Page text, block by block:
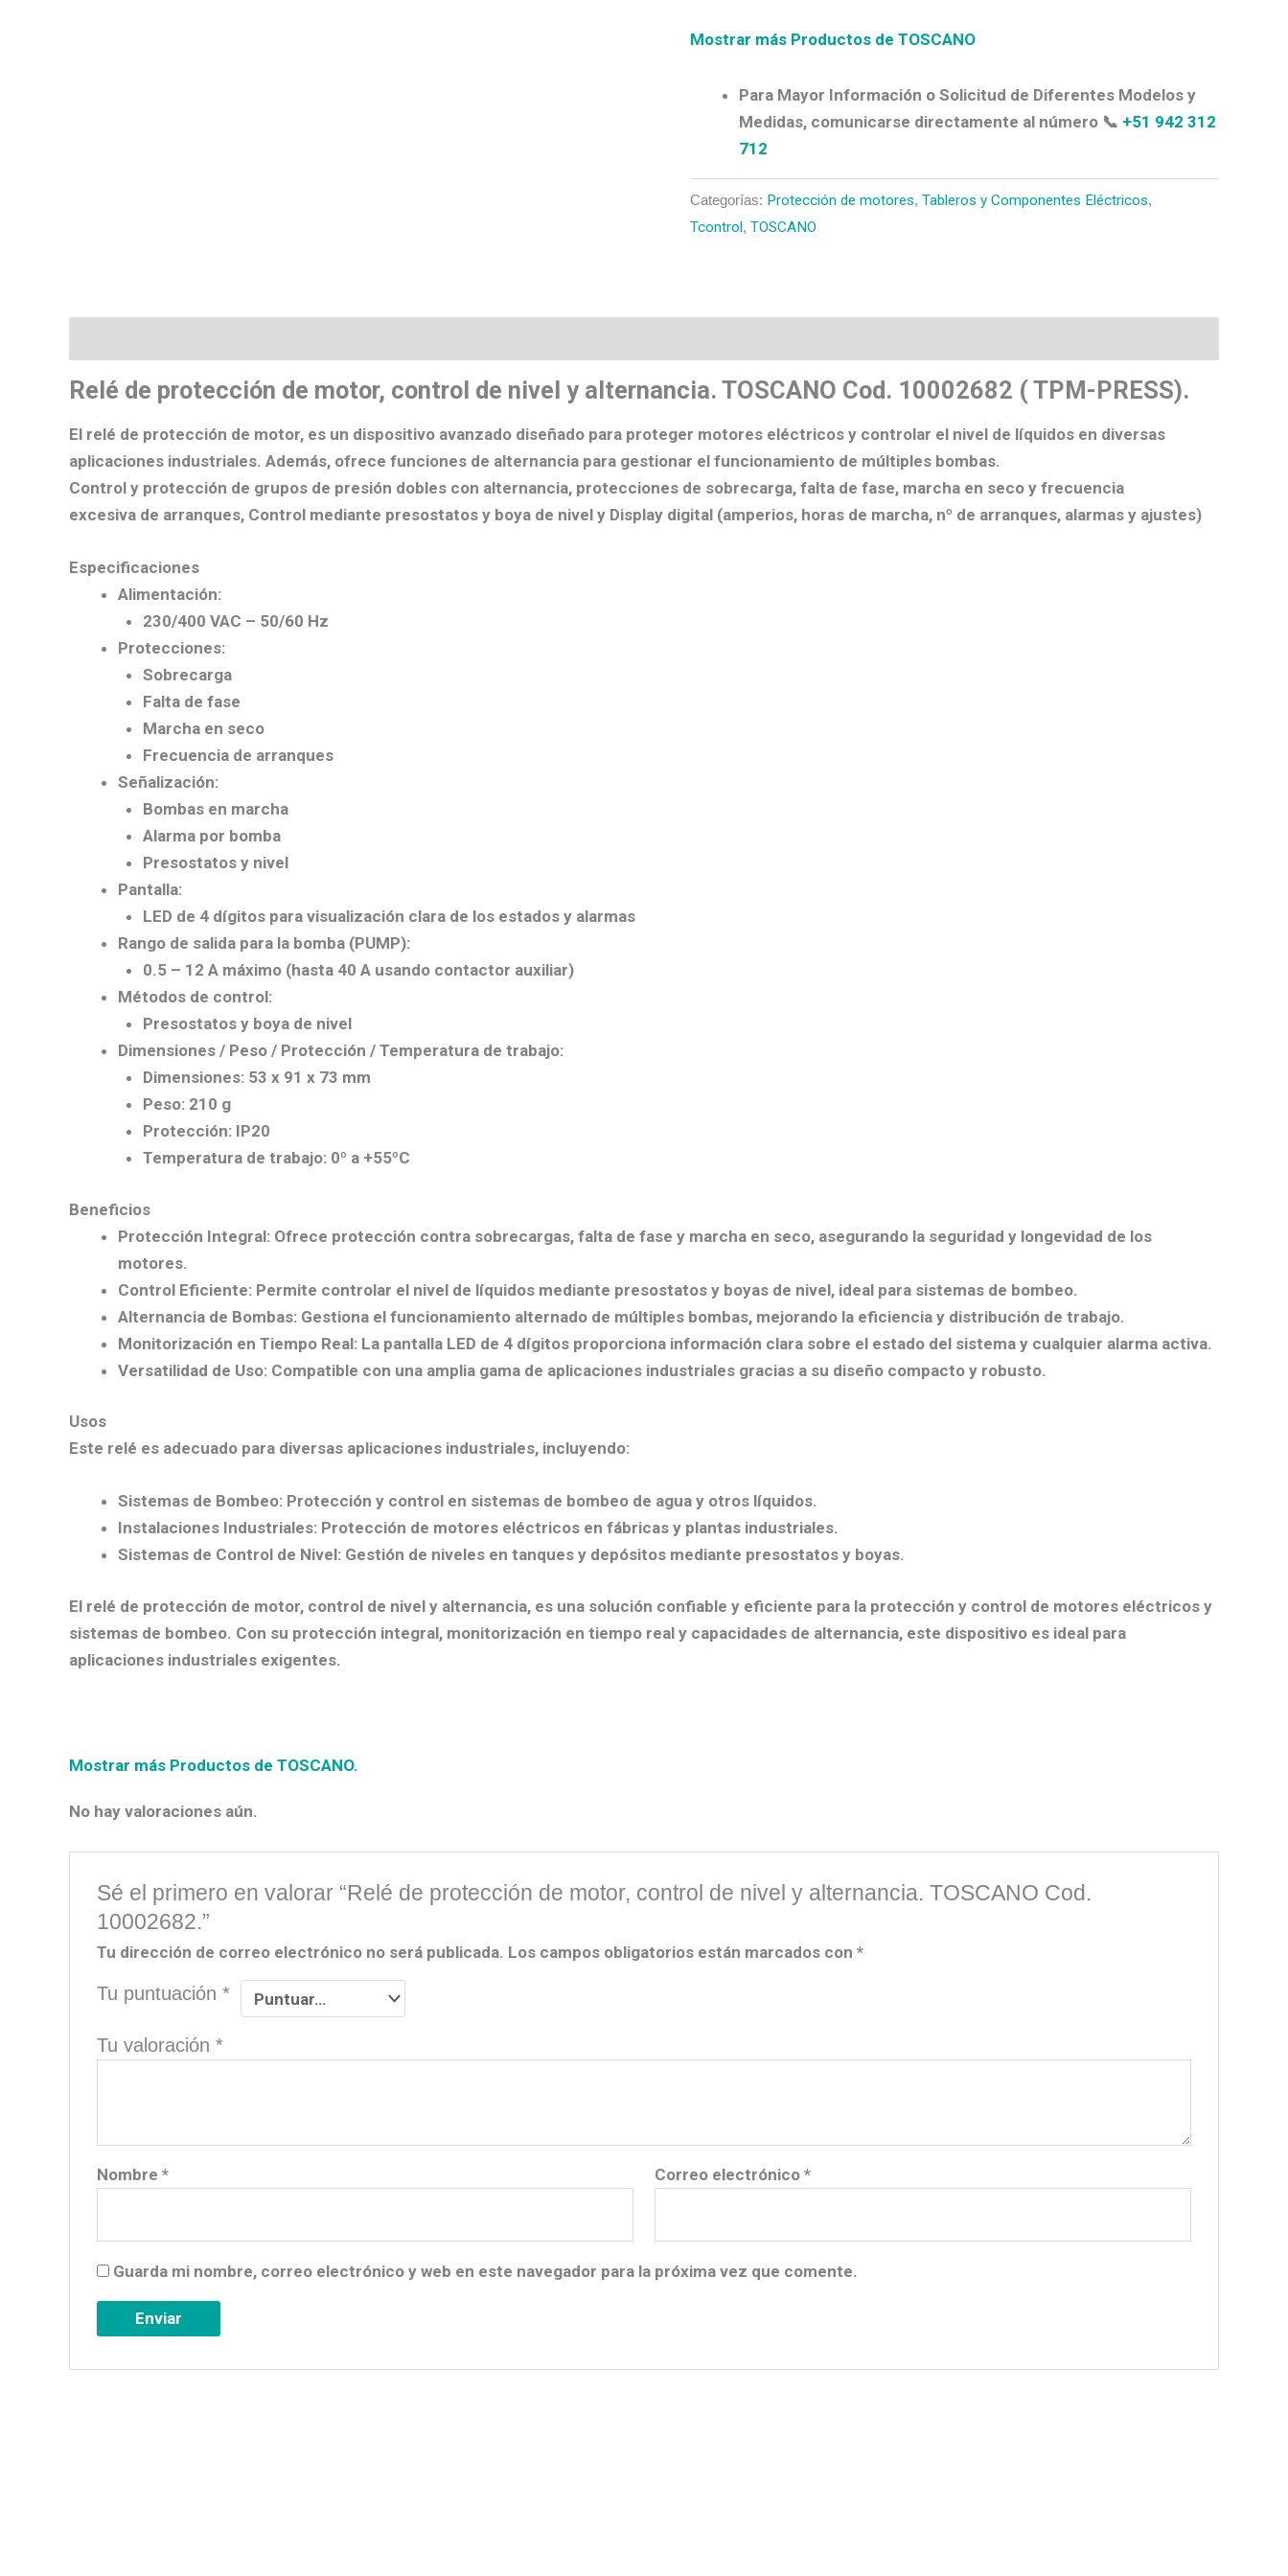
Mostrar más Productos de TOSCANO
Para Mayor Información o Solicitud de Diferentes Modelos y
Medidas, comunicarse directamente al número 📞 +51 942 312
712
Categorías: Protección de motores, Tableros y Componentes Eléctricos,
Tcontrol, TOSCANO
Relé de protección de motor, control de nivel y alternancia. TOSCANO Cod. 10002682 ( TPM-PRESS).
El relé de protección de motor, es un dispositivo avanzado diseñado para proteger motores eléctricos y controlar el nivel de líquidos en diversas
aplicaciones industriales. Además, ofrece funciones de alternancia para gestionar el funcionamiento de múltiples bombas.
Control y protección de grupos de presión dobles con alternancia, protecciones de sobrecarga, falta de fase, marcha en seco y frecuencia
excesiva de arranques, Control mediante presostatos y boya de nivel y Display digital (amperios, horas de marcha, nº de arranques, alarmas y ajustes)
Especificaciones
Alimentación:
230/400 VAC – 50/60 Hz
Protecciones:
Sobrecarga
Falta de fase
Marcha en seco
Frecuencia de arranques
Señalización:
Bombas en marcha
Alarma por bomba
Presostatos y nivel
Pantalla:
LED de 4 dígitos para visualización clara de los estados y alarmas
Rango de salida para la bomba (PUMP):
0.5 – 12 A máximo (hasta 40 A usando contactor auxiliar)
Métodos de control:
Presostatos y boya de nivel
Dimensiones / Peso / Protección / Temperatura de trabajo:
Dimensiones: 53 x 91 x 73 mm
Peso: 210 g
Protección: IP20
Temperatura de trabajo: 0º a +55ºC
Beneficios
Protección Integral: Ofrece protección contra sobrecargas, falta de fase y marcha en seco, asegurando la seguridad y longevidad de los
motores.
Control Eficiente: Permite controlar el nivel de líquidos mediante presostatos y boyas de nivel, ideal para sistemas de bombeo.
Alternancia de Bombas: Gestiona el funcionamiento alternado de múltiples bombas, mejorando la eficiencia y distribución de trabajo.
Monitorización en Tiempo Real: La pantalla LED de 4 dígitos proporciona información clara sobre el estado del sistema y cualquier alarma activa.
Versatilidad de Uso: Compatible con una amplia gama de aplicaciones industriales gracias a su diseño compacto y robusto.
Usos
Este relé es adecuado para diversas aplicaciones industriales, incluyendo:
Sistemas de Bombeo: Protección y control en sistemas de bombeo de agua y otros líquidos.
Instalaciones Industriales: Protección de motores eléctricos en fábricas y plantas industriales.
Sistemas de Control de Nivel: Gestión de niveles en tanques y depósitos mediante presostatos y boyas.
El relé de protección de motor, control de nivel y alternancia, es una solución confiable y eficiente para la protección y control de motores eléctricos y
sistemas de bombeo. Con su protección integral, monitorización en tiempo real y capacidades de alternancia, este dispositivo es ideal para
aplicaciones industriales exigentes.
Mostrar más Productos de TOSCANO.
No hay valoraciones aún.
Sé el primero en valorar “Relé de protección de motor, control de nivel y alternancia. TOSCANO Cod.
10002682.”
Tu dirección de correo electrónico no será publicada. Los campos obligatorios están marcados con*
Tu puntuación*
Tu valoración*
Nombre* Correo electrónico*
Guarda mi nombre, correo electrónico y web en este navegador para la próxima vez que comente.